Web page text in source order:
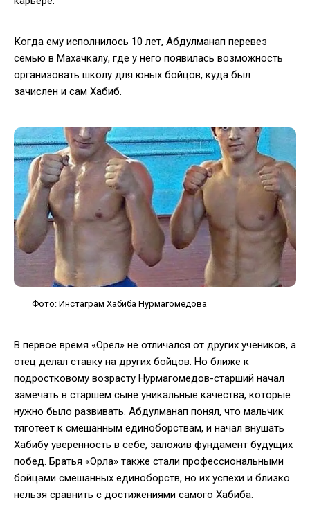
Когда ему исполнилось 10 лет, Абдулманап перевез
семью в Махачкалу, где у него появилась возможность
организовать школу для юных бойцов, куда был
зачислен и сам Хабиб.
Фото: Инстаграм Хабиба Нурмагомедова
В первое время «Орел» не отличался от других учеников, а
отец делал ставку на других бойцов. Но ближе к
подростковому возрасту Нурмагомедов-старший начал
замечать в старшем сыне уникальные качества, которые
нужно было развивать. Абдулманап понял, что мальчик
тяготеет к смешанным единоборствам, и начал внушать
Хабибу уверенность в себе, заложив фундамент будущих
побед. Братья «Орла» также стали профессиональными
бойцами смешанных единоборств, но их успехи и близко
нельзя сравнить с достижениями самого Хабиба.